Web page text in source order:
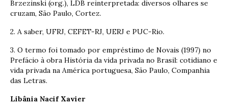
Brzezinski (org.), LDB reinterpretada: diversos olhares se
cruzam, São Paulo, Cortez.
2. A saber, UFRJ, CEFET-RJ, UERJ e PUC-Rio.
3. O termo foi tomado por empréstimo de Novais (1997) no
Prefácio à obra História da vida privada no Brasil: cotidiano e
vida privada na América portuguesa, São Paulo, Companhia
das Letras.
Libânia Nacif Xavier